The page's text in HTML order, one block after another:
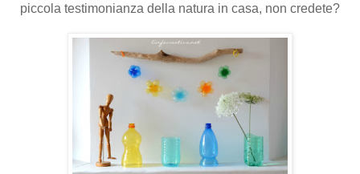
piccola testimonianza della natura in casa, non credete?